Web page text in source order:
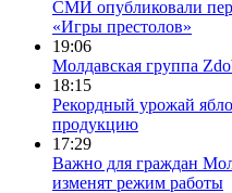
СМИ опубликовали
«Игры престолов»
19:06
Молдавская группа
18:15
Рекордный урожай
продукцию
17:29
Важно для граждан
изменят режим работы